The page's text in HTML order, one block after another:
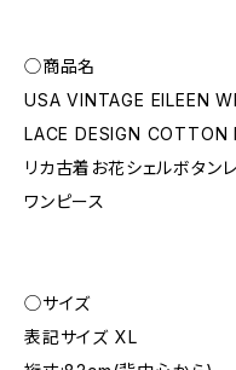
◯商品名
USA VINTAGE EILEEN
LACE DESIGN COTTON
リカ古着お花シェルボタン
ワンピース
◯サイズ
表記サイズ XL